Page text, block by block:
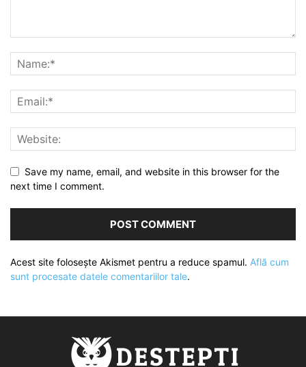
Save my name, email, and website in this browser for the
next time I comment.
Acest site folosește Akismet pentru a reduce spamul. Află cum
sunt procesate datele comentariilor tale.